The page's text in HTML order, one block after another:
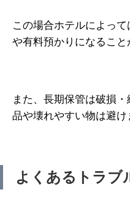
この場合ホテルによっ
や有料預かりになること
また、長期保管は破損
品や壊れやすい物は避け
よくあるトラブ